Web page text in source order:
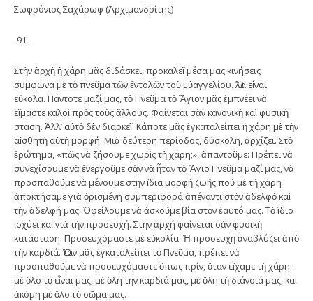
Σωφρόνιος Σαχάρωφ (Ἀρχιμανδρίτης)
-91-
Στὴν ἀρχὴ ἡ χάρη μᾶς διδάσκει, προκαλεῖ μέσα μας κινήσεις
συμφωνα μὲ τὸ πνεῦμα τῶν ἐντολῶν τοῦ Εὐαγγελίου. Ὅλα εἶναι
εὔκολα. Πάντοτε μαζί μας, τὸ Πνεῦμα τὸ Ἅγιον μᾶς ἐμπνέει νὰ
εἴμαστε καλοὶ πρὸς τοὺς ἄλλους. Φαίνεται σὰν κανονικὴ καὶ φυσικὴ
στάση. Ἀλλ’ αὐτὸ δὲν διαρκεῖ. Κάποτε μᾶς ἐγκαταλείπει ἡ χάρη μὲ τὴν
αἰσθητὴ αὐτὴ μορφή. Μιὰ δεύτερη περίοδος, δύσκολη, ἀρχίζει. Στὸ
ἐρώτημα, «πῶς νὰ ζήσουμε χωρὶς τὴ χάρη;», ἀπαντοῦμε: Πρέπει νὰ
συνεχίσουμε νὰ ἐνεργοῦμε σὰν νὰ ἦταν τὸ Ἅγιο Πνεῦμα μαζί μας, νὰ
προσπαθοῦμε νὰ μένουμε στὴν ἴδια μορφὴ ζωῆς ποὺ μὲ τὴ χάρη
ἀποκτήσαμε γιὰ ὁρισμένη συμπεριφορά ἀπέναντι στὸν ἀδελφὸ καὶ
τὴν ἀδελφή μας. Ὀφείλουμε νὰ ἀσκοῦμε βία στὸν ἑαυτό μας. Τὸ ἴδιο
ἰσχύει καὶ γιὰ τὴν προσευχή. Στὴν ἀρχή φαίνεται σὰν φυσικὴ
κατάσταση. Προσευχόμαστε μὲ εὐκολία: Ἡ προσευχὴ ἀναβλύζει ἀπὸ
τὴν καρδιά. Ὅταν μᾶς ἐγκαταλείπει τὸ Πνεῦμα, πρέπει νὰ
προσπαθοῦμε νὰ προσευχόμαστε ὅπως πρίν, ὅταν εἴχαμε τὴ χάρη:
μὲ ὅλο τὸ εἶναι μας, μὲ ὅλη τὴν καρδιά μας, μὲ ὅλη τὴ διάνοιά μας, καὶ
ἀκόμη μὲ ὅλο τὸ σῶμα μας.